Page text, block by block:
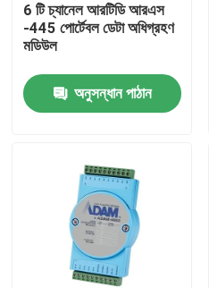
আমাদের সম্বন্ধে
কারখানা ভ্রমণ
6 টি চ্যানেল আরটিডি আরএস
-445 পোর্টেবল ডেটা অধিগ্রহণ
মডিউল
অনুসন্ধান পাঠান